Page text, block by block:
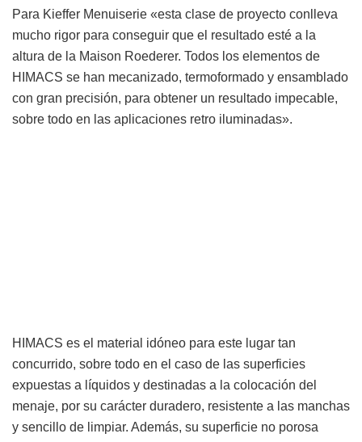
Para Kieffer Menuiserie «esta clase de proyecto conlleva
mucho rigor para conseguir que el resultado esté a la
altura de la Maison Roederer. Todos los elementos de
HIMACS se han mecanizado, termoformado y ensamblado
con gran precisión, para obtener un resultado impecable,
sobre todo en las aplicaciones retro iluminadas».
HIMACS es el material idóneo para este lugar tan
concurrido, sobre todo en el caso de las superficies
expuestas a líquidos y destinadas a la colocación del
menaje, por su carácter duradero, resistente a las manchas
y sencillo de limpiar. Además, su superficie no porosa